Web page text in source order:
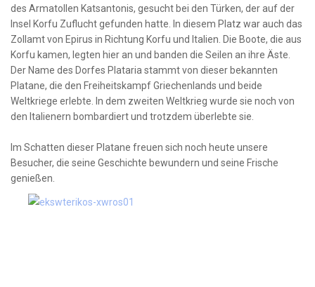
des Armatollen Katsantonis, gesucht bei den Türken, der auf der
Insel Korfu Zuflucht gefunden hatte. In diesem Platz war auch das
Zollamt von Epirus in Richtung Korfu und Italien. Die Boote, die aus
Korfu kamen, legten hier an und banden die Seilen an ihre Äste.
Der Name des Dorfes Plataria stammt von dieser bekannten
Platane, die den Freiheitskampf Griechenlands und beide
Weltkriege erlebte. In dem zweiten Weltkrieg wurde sie noch von
den Italienern bombardiert und trotzdem überlebte sie.
Im Schatten dieser Platane freuen sich noch heute unsere
Besucher, die seine Geschichte bewundern und seine Frische
genießen.